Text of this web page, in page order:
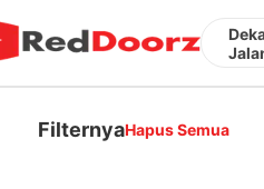
FilternyaHapus Semua